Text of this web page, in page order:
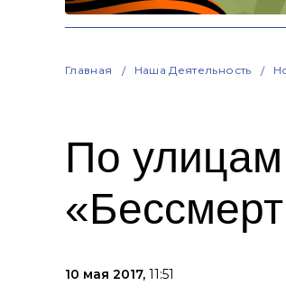
Главная Наша Деятельность
По
10 мая 2017, 11:51